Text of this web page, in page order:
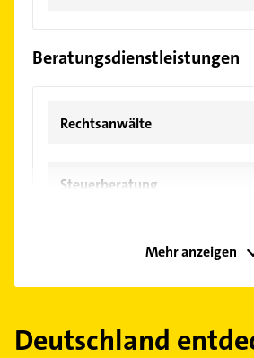
Beratungsdienstleistungen
Rechtsanwälte
Steuerberatung
Mehr anzeigen
Deutschland